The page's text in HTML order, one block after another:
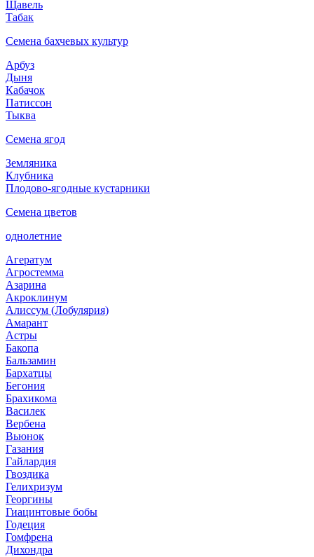
Щавель
Табак
Семена бахчевых культур
Арбуз
Дыня
Кабачок
Патиссон
Тыква
Семена ягод
Земляника
Клубника
Плодово-ягодные кустарники
Семена цветов
однолетние
Агератум
Агростемма
Азарина
Акроклинум
Алиссум (Лобулярия)
Амарант
Астры
Бакопа
Бальзамин
Бархатцы
Бегония
Брахикома
Василек
Вербена
Вьюнок
Газания
Гайлардия
Гвоздика
Гелихризум
Георгины
Гиацинтовые бобы
Годеция
Гомфрена
Дихондра